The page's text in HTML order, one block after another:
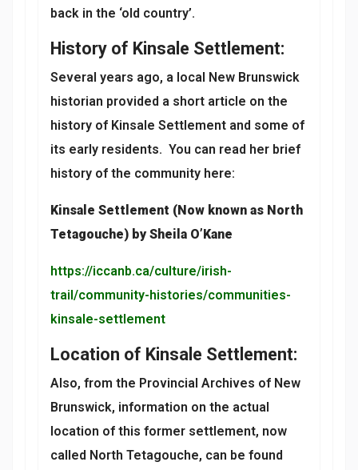
back in the ‘old country’.
History of Kinsale Settlement:
Several years ago, a local New Brunswick
historian provided a short article on the
history of Kinsale Settlement and some of
its early residents. You can read her brief
history of the community here:
Kinsale Settlement (Now known as North
Tetagouche) by Sheila O’Kane
https://iccanb.ca/culture/irish-
trail/community-histories/communities-
kinsale-settlement
Location of Kinsale Settlement:
Also, from the Provincial Archives of New
Brunswick, information on the actual
location of this former settlement, now
called North Tetagouche, can be found